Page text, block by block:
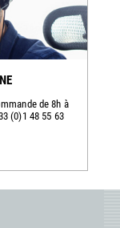
de 8h à
(0)1 48 55 63